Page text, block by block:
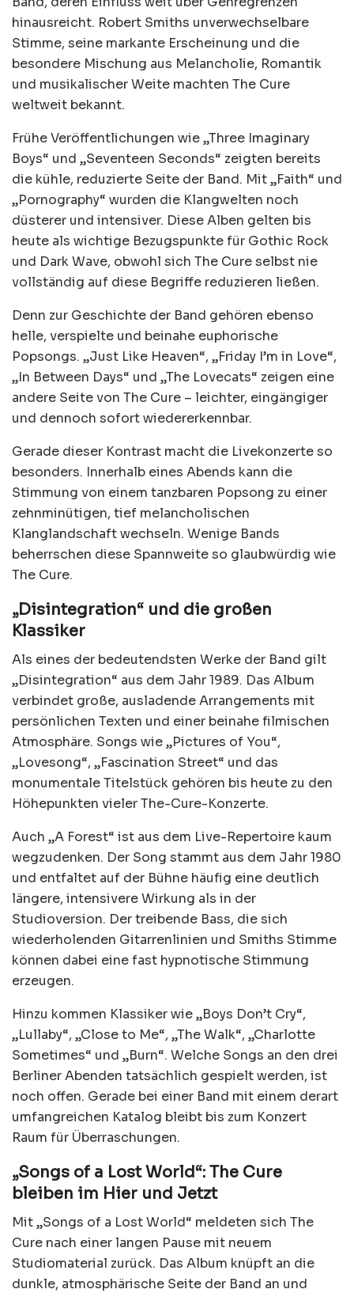
hinausreicht. Robert Smiths unverwechselbare
Stimme, seine markante Erscheinung und die
besondere Mischung aus Melancholie, Romantik
und musikalischer Weite machten The Cure
weltweit bekannt.
Frühe Veröffentlichungen wie „Three Imaginary
Boys“ und „Seventeen Seconds“ zeigten bereits
die kühle, reduzierte Seite der Band. Mit „Faith“ und
„Pornography“ wurden die Klangwelten noch
düsterer und intensiver. Diese Alben gelten bis
heute als wichtige Bezugspunkte für Gothic Rock
und Dark Wave, obwohl sich The Cure selbst nie
vollständig auf diese Begriffe reduzieren ließen.
Denn zur Geschichte der Band gehören ebenso
helle, verspielte und beinahe euphorische
Popsongs. „Just Like Heaven“, „Friday I’m in Love“,
„In Between Days“ und „The Lovecats“ zeigen eine
andere Seite von The Cure – leichter, eingängiger
und dennoch sofort wiedererkennbar.
Gerade dieser Kontrast macht die Livekonzerte so
besonders. Innerhalb eines Abends kann die
Stimmung von einem tanzbaren Popsong zu einer
zehnminütigen, tief melancholischen
Klanglandschaft wechseln. Wenige Bands
beherrschen diese Spannweite so glaubwürdig wie
The Cure.
„Disintegration“ und die großen
Klassiker
Als eines der bedeutendsten Werke der Band gilt
„Disintegration“ aus dem Jahr 1989. Das Album
verbindet große, ausladende Arrangements mit
persönlichen Texten und einer beinahe filmischen
Atmosphäre. Songs wie „Pictures of You“,
„Lovesong“, „Fascination Street“ und das
monumentale Titelstück gehören bis heute zu den
Höhepunkten vieler The-Cure-Konzerte.
Auch „A Forest“ ist aus dem Live-Repertoire kaum
wegzudenken. Der Song stammt aus dem Jahr 1980
und entfaltet auf der Bühne häufig eine deutlich
längere, intensivere Wirkung als in der
Studioversion. Der treibende Bass, die sich
wiederholenden Gitarrenlinien und Smiths Stimme
können dabei eine fast hypnotische Stimmung
erzeugen.
Hinzu kommen Klassiker wie „Boys Don’t Cry“,
„Lullaby“, „Close to Me“, „The Walk“, „Charlotte
Sometimes“ und „Burn“. Welche Songs an den drei
Berliner Abenden tatsächlich gespielt werden, ist
noch offen. Gerade bei einer Band mit einem derart
umfangreichen Katalog bleibt bis zum Konzert
Raum für Überraschungen.
„Songs of a Lost World“: The Cure
bleiben im Hier und Jetzt
Mit „Songs of a Lost World“ meldeten sich The
Cure nach einer langen Pause mit neuem
Studiomaterial zurück. Das Album knüpft an die
dunkle, atmosphärische Seite der Band an und